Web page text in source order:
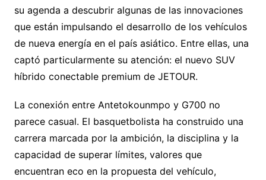
su agenda a descubrir algunas de las innovaciones
que están impulsando el desarrollo de los vehículos
de nueva energía en el país asiático. Entre ellas, una
captó particularmente su atención: el nuevo SUV
híbrido conectable premium de JETOUR.
La conexión entre Antetokounmpo y G700 no
parece casual. El basquetbolista ha construido una
carrera marcada por la ambición, la disciplina y la
capacidad de superar límites, valores que
encuentran eco en la propuesta del vehículo,